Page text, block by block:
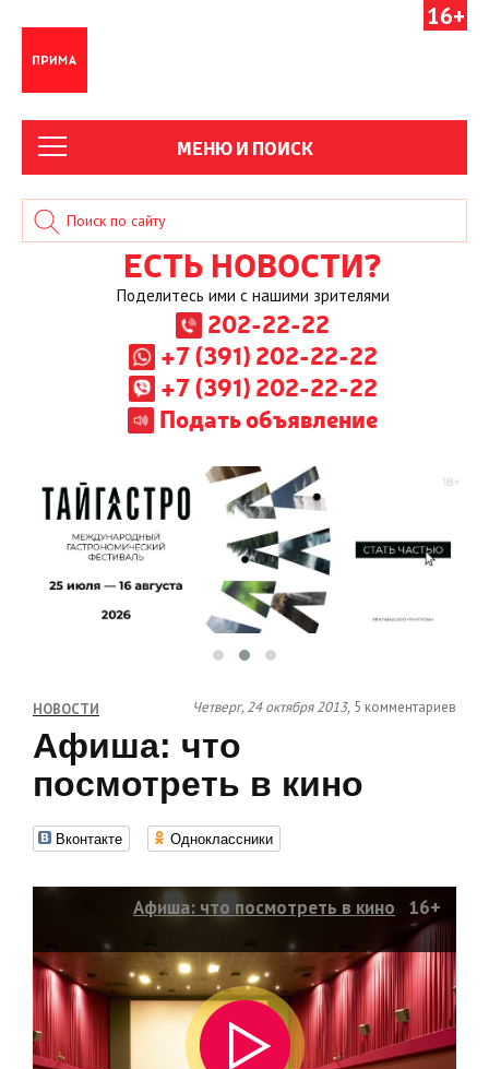
16+
МЕНЮ И ПОИСК
ЕСТЬ НОВОСТИ?
Поделитесь ими с нашими зрителями
202-22-22
+7 (391) 202-22-22
+7 (391) 202-22-22
Подать объявление
НОВОСТИ Четверг, 24 октября 2013, 5 комментариев
Афиша: что
посмотреть в кино
Вконтакте Одноклассники
Афиша: что посмотреть в кино 16+